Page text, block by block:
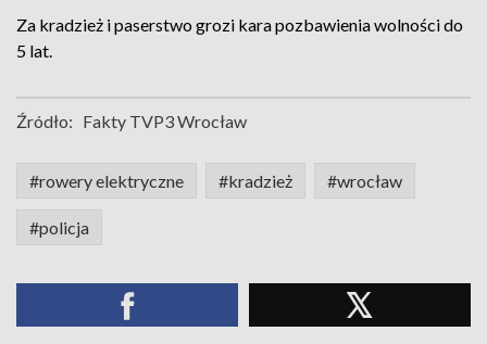
Za kradzież i paserstwo grozi kara pozbawienia wolności do
5 lat.
Źródło: Fakty TVP3 Wrocław
#rowery elektryczne #kradzież #wrocław
#policja